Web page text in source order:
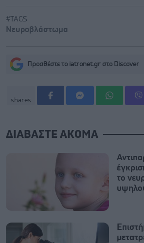
#TAGS
Νευροβλάστωμα
Προσθέστε το iatronet.gr στο Discover
shares
ΔΙΑΒΑΣΤΕ ΑΚΟΜΑ
το